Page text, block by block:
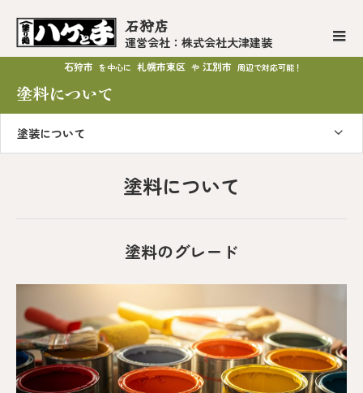
石狩店
運営会社：株式会社大津建装
石狩市 を中心に 札幌市東区 や 江別市 周辺で対応可能！
塗料について
塗装について
塗料について
塗料のグレード